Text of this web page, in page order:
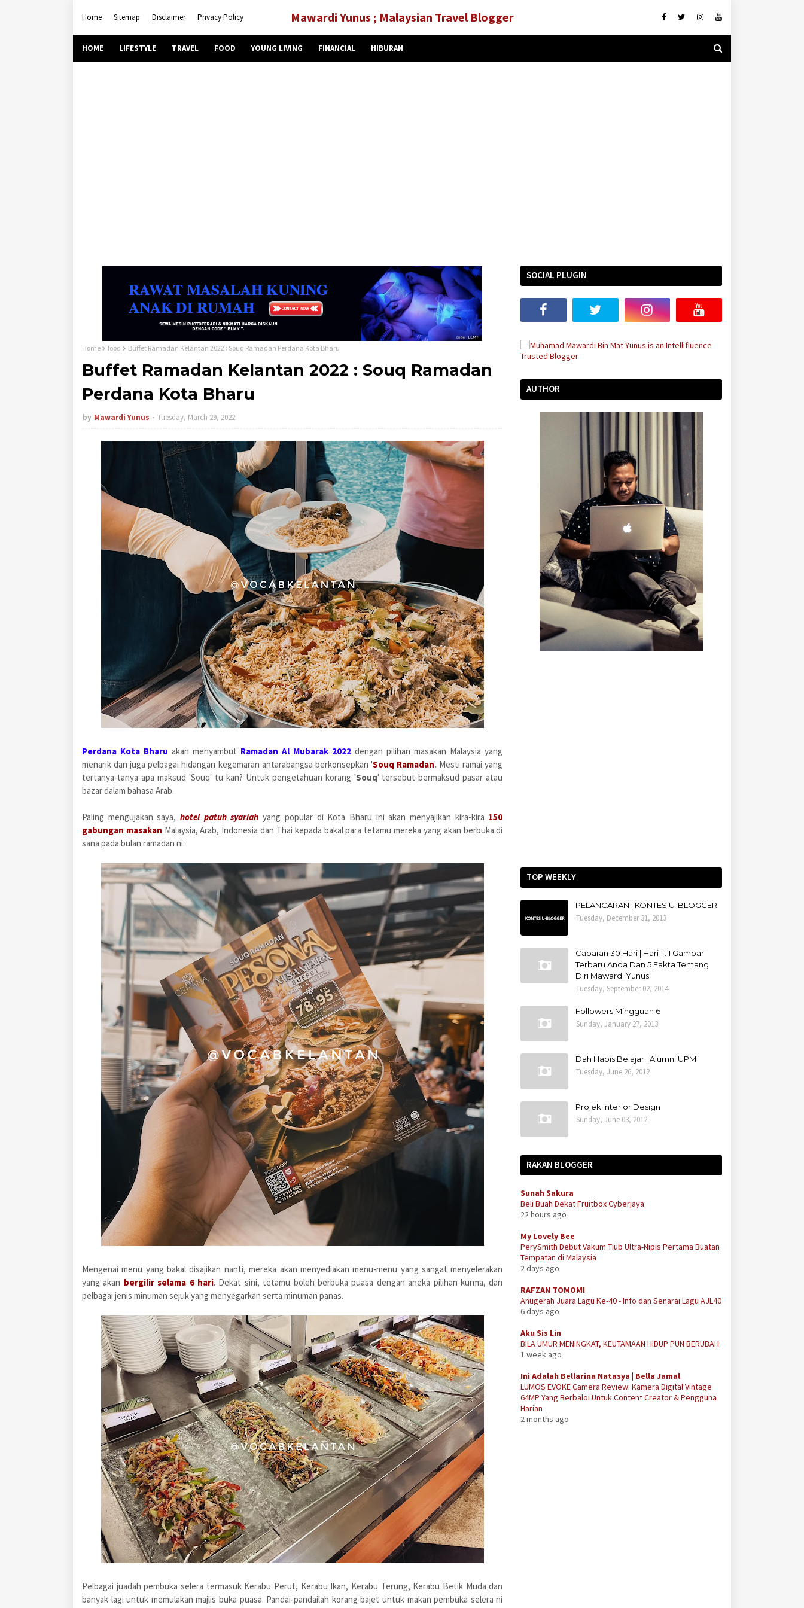
Home Sitemap Disclaimer Privacy Policy Mawardi Yunus ; Malaysian Travel Blogger
HOME LIFESTYLE TRAVEL FOOD YOUNG LIVING FINANCIAL HIBURAN
Home food Buffet Ramadan Kelantan 2022 : Souq Ramadan Perdana Kota Bharu
Buffet Ramadan Kelantan 2022 : Souq Ramadan
Perdana Kota Bharu
by Mawardi Yunus Tuesday, March 29, 2022
Perdana Kota Bharu akan menyambut Ramadan Al Mubarak 2022 dengan pilihan masakan Malaysia yang
menarik dan juga pelbagai hidangan kegemaran antarabangsa berkonsepkan 'Souq Ramadan'. Mesti ramai yang
tertanya-tanya apa maksud 'Souq' tu kan? Untuk pengetahuan korang 'Souq' tersebut bermaksud pasar atau
bazar dalam bahasa Arab.
Paling mengujakan saya, hotel patuh syariah yang popular di Kota Bharu ini akan menyajikan kira-kira 150
gabungan masakan Malaysia, Arab, Indonesia dan Thai kepada bakal para tetamu mereka yang akan berbuka di
sana pada bulan ramadan ni.
Mengenai menu yang bakal disajikan nanti, mereka akan menyediakan menu-menu yang sangat menyelerakan
yang akan bergilir selama 6 hari. Dekat sini, tetamu boleh berbuka puasa dengan aneka pilihan kurma, dan
pelbagai jenis minuman sejuk yang menyegarkan serta minuman panas.
Pelbagai juadah pembuka selera termasuk Kerabu Perut, Kerabu Ikan, Kerabu Terung, Kerabu Betik Muda dan
banyak lagi untuk memulakan majlis buka puasa. Pandai-pandailah korang bajet untuk makan pembuka selera ni
SOCIAL PLUGIN
AUTHOR
TOP WEEKLY
PELANCARAN | KONTES U-BLOGGER
Tuesday, December 31, 2013
Cabaran 30 Hari | Hari 1 : 1 Gambar
Terbaru Anda Dan 5 Fakta Tentang
Diri Mawardi Yunus
Tuesday, September 02, 2014
Followers Mingguan 6
Sunday, January 27, 2013
Dah Habis Belajar | Alumni UPM
Tuesday, June 26, 2012
Projek Interior Design
Sunday, June 03, 2012
RAKAN BLOGGER
Sunah Sakura
Beli Buah Dekat Fruitbox Cyberjaya
22 hours ago
My Lovely Bee
PerySmith Debut Vakum Tiub Ultra-Nipis Pertama Buatan
Tempatan di Malaysia
2 days ago
RAFZAN TOMOMI
Anugerah Juara Lagu Ke-40 - Info dan Senarai Lagu AJL40
6 days ago
Aku Sis Lin
BILA UMUR MENINGKAT, KEUTAMAAN HIDUP PUN BERUBAH
1 week ago
Ini Adalah Bellarina Natasya | Bella Jamal
LUMOS EVOKE Camera Review: Kamera Digital Vintage
64MP Yang Berbaloi Untuk Content Creator & Pengguna
Harian
2 months ago